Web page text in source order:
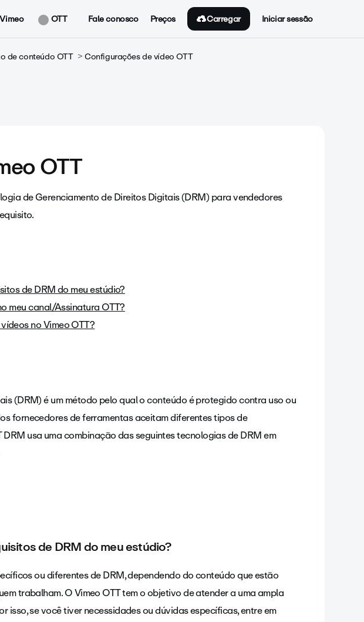
OTT Fale conosco Preços Carregar Iniciar sessão
de conteúdo OTT Configurações de vídeo OTT
OTT
de Gerenciamento de Direitos Digitais (DRM) para vendedores
de DRM do meu estúdio?
meu canal/Assinatura OTT?
no Vimeo OTT?
(DRM) é um método pelo qual o conteúdo é protegido contra uso ou
fornecedores de ferramentas aceitam diferentes tipos de
usa uma combinação das seguintes tecnologias de DRM em
de DRM do meu estúdio?
ou diferentes de DRM, dependendo do conteúdo que estão
trabalham. O Vimeo OTT tem o objetivo de atender a uma ampla
isso, se você tiver necessidades ou dúvidas específicas, entre em